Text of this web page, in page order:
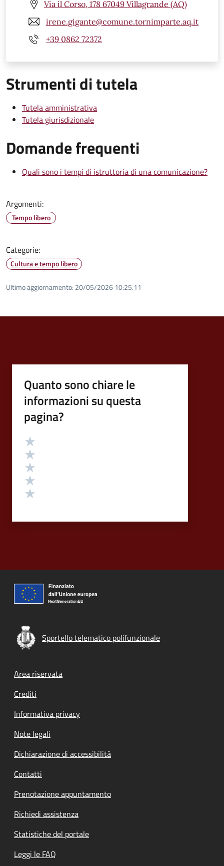
Via il Corso, 178 67049 Villagrande (AQ)
irene.gigante@comune.tornimparte.aq.it
+39 0862 72372
Strumenti di tutela
Tutela amministrativa
Tutela giurisdizionale
Domande frequenti
Quali sono i tempi di istruttoria di una comunicazione?
Argomenti:
Tempo libero
Categorie:
Cultura e tempo libero
Ultimo aggiornamento: 20/05/2026 10:25.11
Quanto sono chiare le
informazioni su questa
pagina?
Valutazione
Sportello telematico polifunzionale
Footer menu
Area riservata
Crediti
Informativa privacy
Note legali
Dichiarazione di accessibilità
Contatti
Prenotazione appuntamento
Richiedi assistenza
Statistiche del portale
Leggi le FAQ